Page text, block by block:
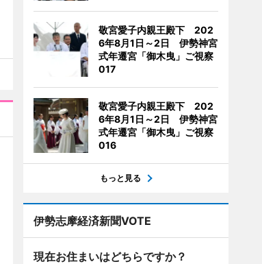
敬宮愛子内親王殿下 202
6年8月1日～2日 伊勢神宮
式年遷宮「御木曳」ご視察
017
敬宮愛子内親王殿下 202
6年8月1日～2日 伊勢神宮
式年遷宮「御木曳」ご視察
016
もっと見る
伊勢志摩経済新聞VOTE
現在お住まいはどちらですか？